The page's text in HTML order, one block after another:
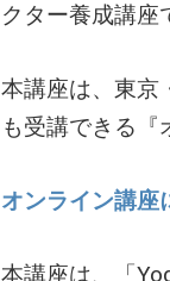
クター養成講座
本講座は、東京
も受講できる『
オンライン講座
本講座は、「